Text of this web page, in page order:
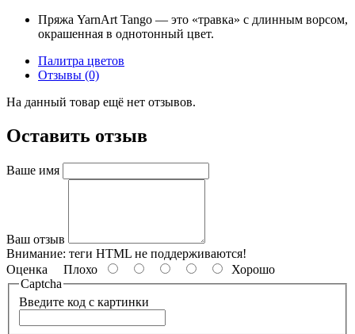
Пряжа YarnArt Tango — это «травка» с длинным ворсом,
окрашенная в однотонный цвет.
Палитра цветов
Отзывы (0)
На данный товар ещё нет отзывов.
Оставить отзыв
Ваше имя
Ваш отзыв
Внимание: теги HTML не поддерживаются!
Оценка Плохо
Хорошо
Captcha
Введите код с картинки